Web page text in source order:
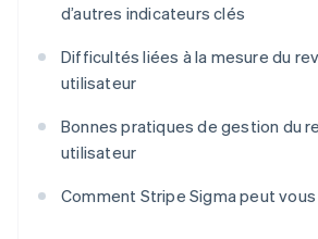
d’autres indicateurs clés
Difficultés liées à la mesure du
utilisateur
Bonnes pratiques de gestion du
utilisateur
Comment Stripe Sigma peut